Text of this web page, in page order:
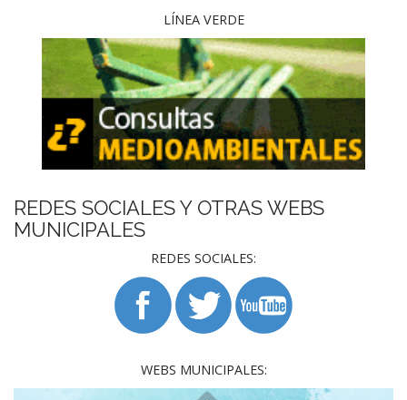
LÍNEA VERDE
REDES SOCIALES Y OTRAS WEBS
MUNICIPALES
REDES SOCIALES:
WEBS MUNICIPALES: